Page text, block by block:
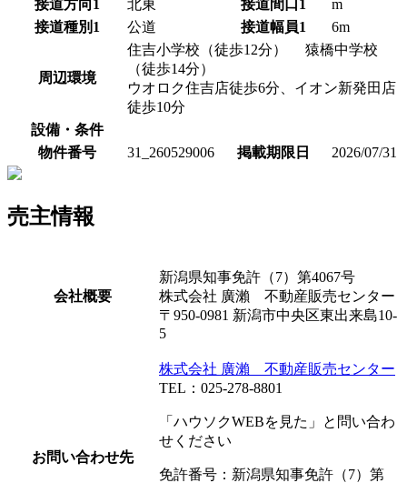
接道方向1 北東 接道間口1
m
接道種別1
公道 接道幅員1 6m
周辺環境
住吉小学校（徒歩12分） 猿橋中学校
（徒歩14分）
ウオロク住吉店徒歩6分、イオン新発田店
徒歩10分
設備・条件
物件番号
31_260529006 掲載期限日 2026/07/31
売主情報
会社概要
新潟県知事免許（7）第4067号
株式会社 廣瀨 不動産販売センター
〒950-0981 新潟市中央区東出来島10-
5
お問い合わせ先
株式会社 廣瀨 不動産販売センター
TEL：025-278-8801
「ハウソクWEBを見た」と問い合わ
せください
免許番号：新潟県知事免許（7）第